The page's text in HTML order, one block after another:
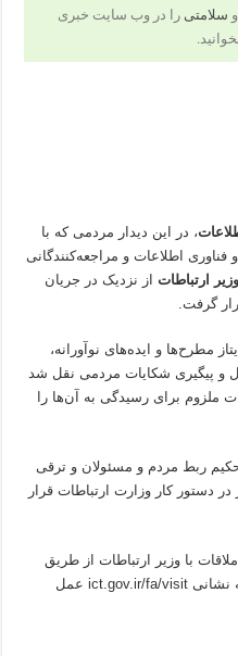
سلامتی را در وب سایت خبری
، در این دیدار مردمی که با
فناوری اطلاعات و مراجعه‌کنندگانی
وزیر ارتباطات از نزدیک در جریان
گرفت.
مطرح‌ها و ایده‌های نوآورانه،
و پیگیری شکایات مردمی نقل شد
ملزوم برای رسیدگی به آن‌ها را
ربط مردم و مسئولان و ترقی
دستور کار وزارت ارتباطات قرار
با وزیر ارتباطات از طریق
سامانه ملاقات مردمی این وزارتخانه به نشانی ict.gov.ir/fa/visit عمل